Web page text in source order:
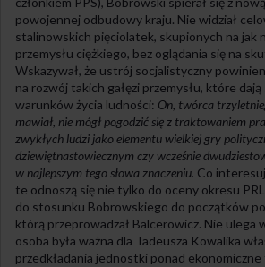
powojennej odbudowy kraju. Nie widział
stalinowskich pięciolatek, skupionych na jak
przemysłu ciężkiego, bez oglądania się na
Wskazywał, że ustrój socjalistyczny
na rozwój takich gałęzi przemysłu, które
warunków życia ludności: On, twórca
mawiał, nie mógł pogodzić się z traktowaniem
zwykłych ludzi jako elementu wielkiej gry
dziewiętnastowiecznym czy wcześnie
w najlepszym tego słowa znaczeniu. Co
te odnoszą się nie tylko do oceny okresu
do stosunku Bobrowskiego do początków
którą przeprowadzał Balcerowicz. Nie ulega
osoba była ważna dla Tadeusza Kowalika
przedkładania jednostki ponad